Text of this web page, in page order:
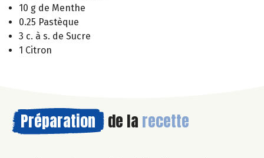
10 g de Menthe
0.25 Pastèque
3 c. à s. de Sucre
1 Citron
Préparation de la recette